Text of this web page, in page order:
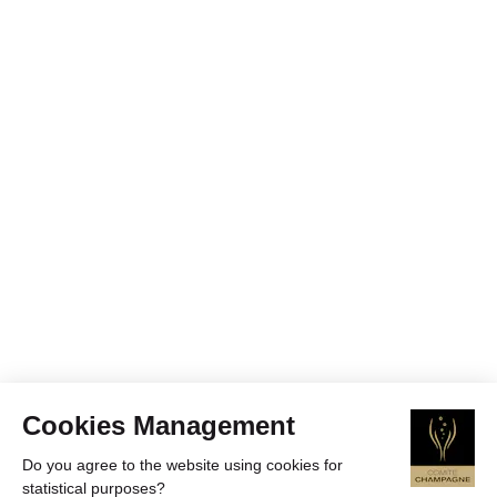
Cookies Management
Do you agree to the website using cookies for
statistical purposes?